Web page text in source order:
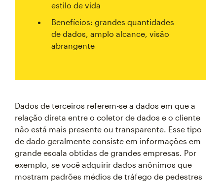
estilo de vida
Benefícios: grandes quantidades
de dados, amplo alcance, visão
abrangente
Dados de terceiros referem-se a dados em que a
relação direta entre o coletor de dados e o cliente
não está mais presente ou transparente. Esse tipo
de dado geralmente consiste em informações em
grande escala obtidas de grandes empresas. Por
exemplo, se você adquirir dados anônimos que
mostram padrões médios de tráfego de pedestres